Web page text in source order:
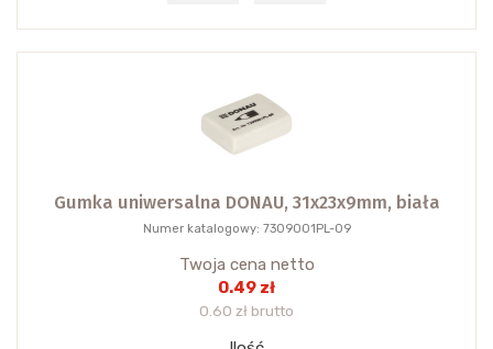
Gumka uniwersalna DONAU, 31x23x9mm, biała
Numer katalogowy: 7309001PL-09
Twoja cena netto
0.49 zł
0.60 zł brutto